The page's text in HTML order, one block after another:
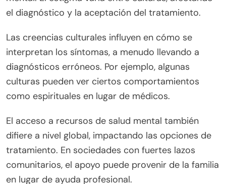
¿Cuáles son las características de trastornos
raros como la esquizofrenia?
La esquizofrenia exhibe características únicas que
la distinguen de otros trastornos de salud mental.
Los síntomas incluyen alucinaciones, delirios y
deterioros cognitivos. Estos atributos raros
pueden impactar severamente el funcionamiento
diario y las relaciones. Los tratamientos efectivos
a menudo implican una combinación de
medicamentos antipsicóticos y psicoterapia, con
el objetivo de manejar los síntomas y mejorar la
calidad de vida. Comprender y abordar el estigma